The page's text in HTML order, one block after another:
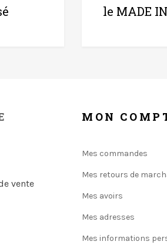
le MADE
vente
MON
Mes commandes
Mes retours de
Mes avoirs
Mes adresses
Mes informations